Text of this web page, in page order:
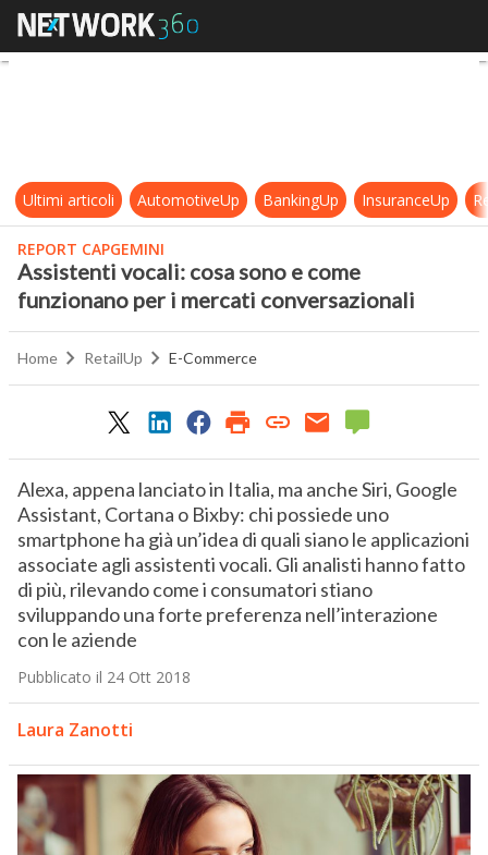
Assistenti vocali: cosa sono e
Ultimi articoli AutomotiveUp BankingUp InsuranceUp
REPORT CAPGEMINI
Assistenti vocali: cosa sono e come
funzionano per i mercati conversazionali
Home RetailUp E-Commerce
Alexa, appena lanciato in Italia, ma anche Siri, Google
Assistant, Cortana o Bixby: chi possiede uno
smartphone ha già un’idea di quali siano le applicazioni
associate agli assistenti vocali. Gli analisti hanno fatto
di più, rilevando come i consumatori stiano
sviluppando una forte preferenza nell’interazione
con le aziende
Pubblicato il 24 Ott 2018
Laura Zanotti